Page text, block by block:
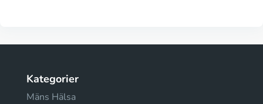
Kategorier
Mäns Hälsa